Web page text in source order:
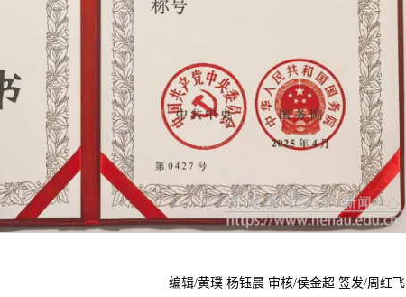
编辑/黄璞 杨钰晨 审核/侯金超 签发/周红飞